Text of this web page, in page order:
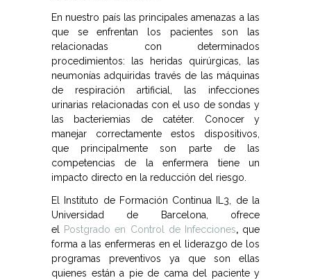
En nuestro país las principales amenazas a las
que se enfrentan los pacientes son las
relacionadas con determinados
procedimientos: las heridas quirúrgicas, las
neumonías adquiridas través de las máquinas
de respiración artificial, las infecciones
urinarias relacionadas con el uso de sondas y
las bacteriemias de catéter. Conocer y
manejar correctamente estos dispositivos,
que principalmente son parte de las
competencias de la enfermera tiene un
impacto directo en la reducción del riesgo.
El Instituto de Formación Continua IL3, de la
Universidad de Barcelona, ofrece
el
Postgrado en Control de Infecciones, que
forma a las enfermeras en el liderazgo de los
programas preventivos ya que son ellas
quienes están a pie de cama del paciente y